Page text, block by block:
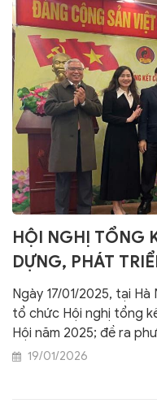
cổ truyền Việt Nam.
HỘI NGHỊ TỔNG
DỰNG, PHÁT
HƯỚNG NHIỆM
- HỘI THẢO KHOA HỌC VỀ TÍCH HỢP CẤY
CHỈ TRONG ĐIỀU
THƯỜNG GẶP
Ngày 17/01/2025, tại
tổ chức Hội nghị tổng
Hội năm 2025; đề ra
năm 2026 và Hội thảo
19/01/2026